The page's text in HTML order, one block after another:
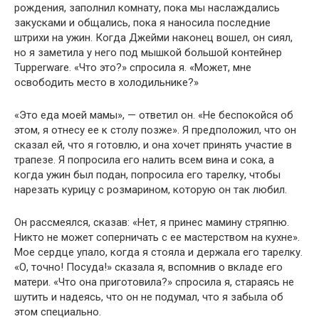
рождения, заполнил комнату, пока мы наслаждались
закусками и общались, пока я наносила последние
штрихи на ужин. Когда Джейми наконец вошел, он сиял,
но я заметила у него под мышкой большой контейнер
Tupperware. «Что это?» спросила я. «Может, мне
освободить место в холодильнике?»
«Это еда моей мамы», — ответил он. «Не беспокойся об
этом, я отнесу ее к столу позже». Я предположил, что он
сказал ей, что я готовлю, и она хочет принять участие в
трапезе. Я попросила его налить всем вина и сока, а
когда ужин был подан, попросила его тарелку, чтобы
нарезать курицу с розмарином, которую он так любил.
Он рассмеялся, сказав: «Нет, я принес мамину стряпню.
Никто не может соперничать с ее мастерством на кухне».
Мое сердце упало, когда я стояла и держала его тарелку.
«О, точно! Посуда!» сказала я, вспомнив о вкладе его
матери. «Что она приготовила?» спросила я, стараясь не
шутить и надеясь, что он не подумал, что я забыла об
этом специально.